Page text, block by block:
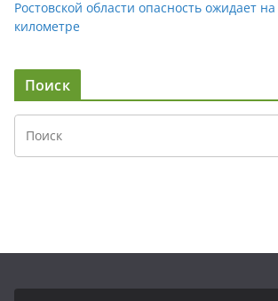
Ростовской области опасность ожидает
километре
Поиск